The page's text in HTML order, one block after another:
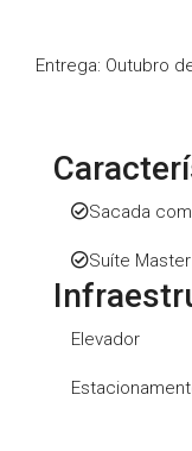
Entrega: Outubro
Sacada
Suíte Master
Elevador